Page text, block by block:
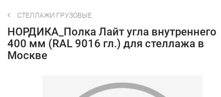
СТЕЛЛАЖИ ГРУЗОВЫЕ
НОРДИКА_Полка Лайт угла внутреннего
400 мм (RAL 9016 гл.) для стеллажа в
Москве